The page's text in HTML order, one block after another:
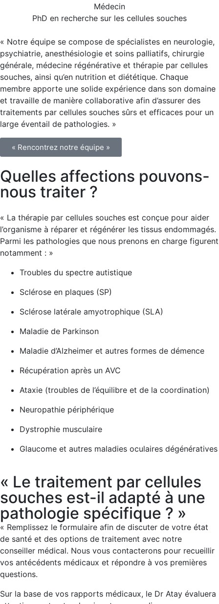
Médecin
PhD en recherche sur les cellules souches
« Notre équipe se compose de spécialistes en neurologie,
psychiatrie, anesthésiologie et soins palliatifs, chirurgie
générale, médecine régénérative et thérapie par cellules
souches, ainsi qu’en nutrition et diététique. Chaque
membre apporte une solide expérience dans son domaine
et travaille de manière collaborative afin d’assurer des
traitements par cellules souches sûrs et efficaces pour un
large éventail de pathologies. »
« Rencontrez notre équipe »
Quelles affections pouvons-
nous traiter ?
« La thérapie par cellules souches est conçue pour aider
l’organisme à réparer et régénérer les tissus endommagés.
Parmi les pathologies que nous prenons en charge figurent
notamment : »
Troubles du spectre autistique
Sclérose en plaques (SP)
Sclérose latérale amyotrophique (SLA)
Maladie de Parkinson
Maladie d’Alzheimer et autres formes de démence
Récupération après un AVC
Ataxie (troubles de l’équilibre et de la coordination)
Neuropathie périphérique
Dystrophie musculaire
Glaucome et autres maladies oculaires dégénératives
« Le traitement par cellules
souches est-il adapté à une
pathologie spécifique ? »
« Remplissez le formulaire afin de discuter de votre état
de santé et des options de traitement avec notre
conseiller médical. Nous vous contacterons pour recueillir
vos antécédents médicaux et répondre à vos premières
questions.
Sur la base de vos rapports médicaux, le Dr Atay évaluera